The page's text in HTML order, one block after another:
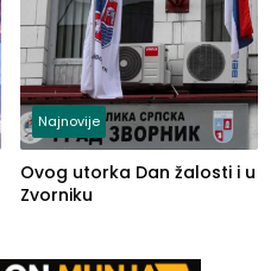
Najnovije
Ovog utorka Dan žalosti i u
Zvorniku